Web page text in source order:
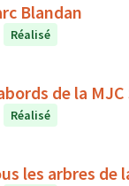
Blandan
Réalisé
de la MJC
Réalisé
les arbres de